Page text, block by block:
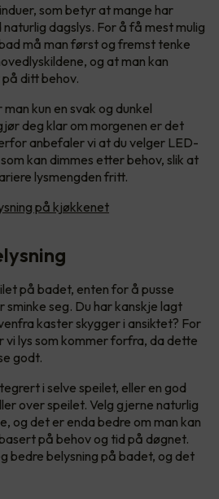
som betyr at mange har
dagslys. For å få mest mulig
må man først og fremst tenke
og at man kan
ditt behov.
kun en svak og dunkel
deg klar om morgenen er det
anbefaler vi at du velger LED-
kan dimmes etter behov, slik at
lysmengden fritt.
på kjøkkenet
på badet, enten for å pusse
sminke seg. Du har kanskje lagt
kaster skygger i ansiktet? For
lys som kommer forfra, da dette
godt.
i selve speilet, eller en god
over speilet. Velg gjerne naturlig
og det er enda bedre om man kan
på behov og tid på døgnet.
bedre belysning på badet, og det